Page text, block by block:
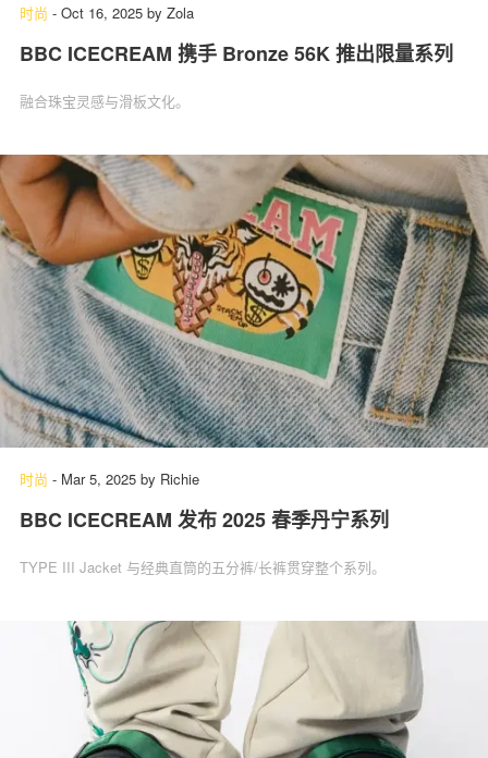
时尚 - Oct 16, 2025 by Zola
BBC ICECREAM 携手 Bronze 56K 推出限量系列
融合珠宝灵感与滑板文化。
时尚 - Mar 5, 2025 by Richie
BBC ICECREAM 发布 2025 春季丹宁系列
TYPE III Jacket 与经典直筒的五分裤/长裤贯穿整个系列。